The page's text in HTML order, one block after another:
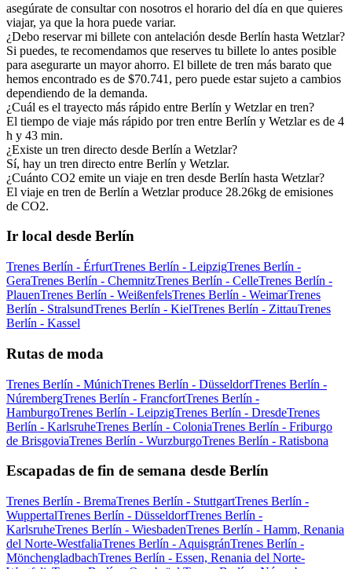
asegúrate de consultar con nosotros el horario del día en que quieres
viajar, ya que la hora puede variar.
¿Debo reservar mi billete con antelación desde Berlín hasta Wetzlar?
Si puedes, te recomendamos que reserves tu billete lo antes posible
para asegurarte un mayor ahorro. El billete de tren más barato que
hemos encontrado es de $70.741, pero puede estar sujeto a cambios
dependiendo de la demanda.
¿Cuál es el trayecto más rápido entre Berlín y Wetzlar en tren?
El tiempo de viaje más rápido por tren entre Berlín y Wetzlar es de 4
h y 43 min.
¿Existe un tren directo desde Berlín a Wetzlar?
Sí, hay un tren directo entre Berlín y Wetzlar.
¿Cuánto CO2 emite un viaje en tren desde Berlín hasta Wetzlar?
El viaje en tren de Berlín a Wetzlar produce 28.26kg de emisiones
de CO2.
Ir local desde Berlín
Trenes Berlín - ÉrfurtTrenes Berlín - LeipzigTrenes Berlín -
GeraTrenes Berlín - ChemnitzTrenes Berlín - CelleTrenes Berlín -
PlauenTrenes Berlín - WeißenfelsTrenes Berlín - WeimarTrenes
Berlín - StralsundTrenes Berlín - KielTrenes Berlín - ZittauTrenes
Berlín - Kassel
Rutas de moda
Trenes Berlín - MúnichTrenes Berlín - DüsseldorfTrenes Berlín -
NúrembergTrenes Berlín - FrancfortTrenes Berlín -
HamburgoTrenes Berlín - LeipzigTrenes Berlín - DresdeTrenes
Berlín - KarlsruheTrenes Berlín - ColoniaTrenes Berlín - Friburgo
de BrisgoviaTrenes Berlín - WurzburgoTrenes Berlín - Ratisbona
Escapadas de fin de semana desde Berlín
Trenes Berlín - BremaTrenes Berlín - StuttgartTrenes Berlín -
WuppertalTrenes Berlín - DüsseldorfTrenes Berlín -
KarlsruheTrenes Berlín - WiesbadenTrenes Berlín - Hamm, Renania
del Norte-WestfaliaTrenes Berlín - AquisgránTrenes Berlín -
MönchengladbachTrenes Berlín - Essen, Renania del Norte-